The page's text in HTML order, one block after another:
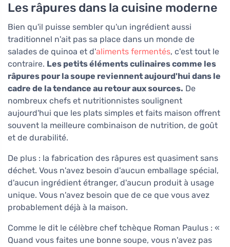
Les râpures dans la cuisine moderne
Bien qu'il puisse sembler qu'un ingrédient aussi
traditionnel n'ait pas sa place dans un monde de
salades de quinoa et d'aliments fermentés, c'est tout le
contraire. Les petits éléments culinaires comme les
râpures pour la soupe reviennent aujourd'hui dans le
cadre de la tendance au retour aux sources. De
nombreux chefs et nutritionnistes soulignent
aujourd'hui que les plats simples et faits maison offrent
souvent la meilleure combinaison de nutrition, de goût
et de durabilité.
De plus : la fabrication des râpures est quasiment sans
déchet. Vous n'avez besoin d'aucun emballage spécial,
d'aucun ingrédient étranger, d'aucun produit à usage
unique. Vous n'avez besoin que de ce que vous avez
probablement déjà à la maison.
Comme le dit le célèbre chef tchèque Roman Paulus : «
Quand vous faites une bonne soupe, vous n'avez pas